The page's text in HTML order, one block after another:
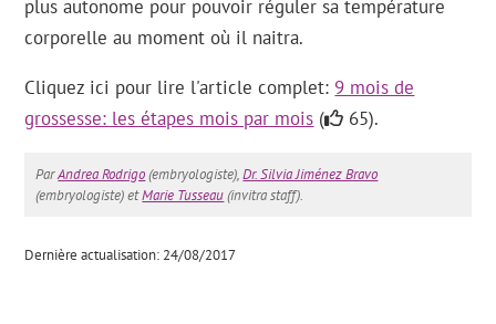
plus autonome pour pouvoir réguler sa température
corporelle au moment où il naitra.
Cliquez ici pour lire l'article complet: 9 mois de
grossesse: les étapes mois par mois ( 65).
ParAndrea Rodrigo(embryologiste),Dr. Silvia Jiménez Bravo
(embryologiste) etMarie Tusseau(invitra staff).
Dernière actualisation: 24/08/2017